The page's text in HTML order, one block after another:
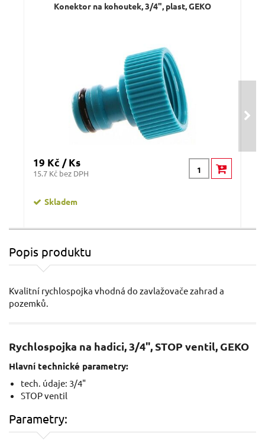
Konektor na kohoutek, 3/4", plast, GEKO
19 Kč / Ks
15.7 Kč bez DPH
Skladem
Rychlospojka stop 3/4" GEKO
23.97 Kč bez DPH
Popis produktu
Kvalitní rychlospojka vhodná do zavlažovače zahrad a
pozemků.
Rychlospojka na hadici, 3/4", STOP ventil, GEKO
Hlavní technické parametry:
tech. údaje: 3/4"
STOP ventil
Parametry: